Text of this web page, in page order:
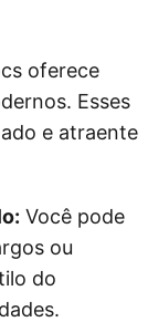
oferece
Esses
e atraente
Você pode
ou
do